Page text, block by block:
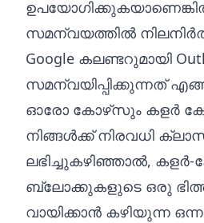
സമന്വയത്തിൽ
Google കലണ്ടറുമായി
സമന്വയിപ്പിക്കുന്നത്
ഓരോ കോഴ്‌സും കളർ
നിങ്ങൾക്ക് നിരവധി
ലഭിച്ചുകഴിഞ്ഞാൽ, കളർ-
ബ്ലോക്കുകളുടെ ഒരു
വായിക്കാൻ കഴിയുന്ന